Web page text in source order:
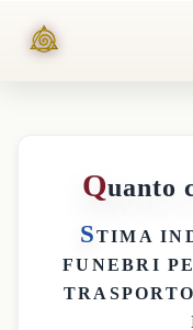
Quanto
STIMA
FUNEBRI